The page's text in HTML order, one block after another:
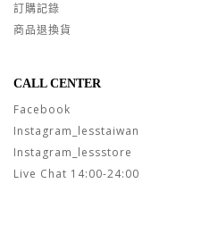
訂購記錄
商品退換貨
CALL CENTER
Facebook
Instagram_lesstaiwan
Instagram_lessstore
Live Chat 14:00-24:00